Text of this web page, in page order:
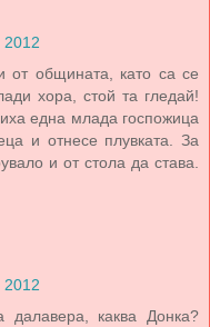
2012
от общината, като са се
хора, стой та гледай!
една млада госпожица
и отнесе плувката. За
и от стола да става.
2012
далавера, каква Донка?